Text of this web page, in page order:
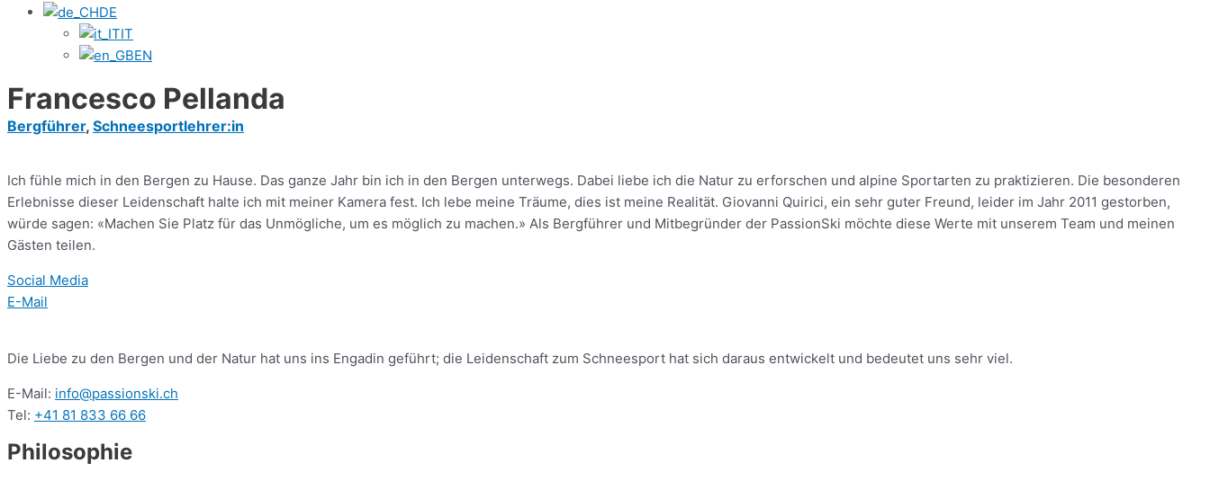
DE
IT
EN
Francesco Pellanda
Bergführer, Schneesportlehrer:in
Ich fühle mich in den Bergen zu Hause. Das ganze Jahr bin ich in den Bergen unterwegs. Dabei liebe ich die Natur zu erforschen und alpine Sportarten zu praktizieren. Die besonderen
Erlebnisse dieser Leidenschaft halte ich mit meiner Kamera fest. Ich lebe meine Träume, dies ist meine Realität. Giovanni Quirici, ein sehr guter Freund, leider im Jahr 2011 gestorben,
würde sagen: «Machen Sie Platz für das Unmögliche, um es möglich zu machen.» Als Bergführer und Mitbegründer der PassionSki möchte diese Werte mit unserem Team und meinen
Gästen teilen.
Social Media
E-Mail
Die Liebe zu den Bergen und der Natur hat uns ins Engadin geführt; die Leidenschaft zum Schneesport hat sich daraus entwickelt und bedeutet uns sehr viel.
E-Mail: info@passionski.ch
Tel: +41 81 833 66 66
Philosophie